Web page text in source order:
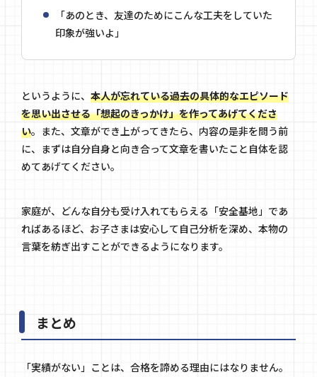
「あのとき、友達のためにこんな工夫をしていた
印象が強いよ」
というように、 本人が忘れている過去の具体的なエピソード
を思い出させる「想起のきっかけ」を作ってあげてくださ
い。また、文章ができ上がってきたら、内容の是非を問う前
に、まずは自分自身と向き合って文章を書いたこと自体を認
めてあげてください。
家庭が、どんな自分も受け入れてもらえる「安全基地」であ
ればあるほど、お子さまは安心して自己分析を深め、本物の
言葉を紡ぎ出すことができるようになります。
まとめ
「実績がない」ことは、合格を諦める理由にはなりません。